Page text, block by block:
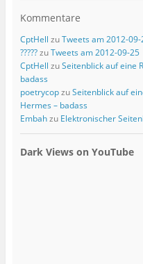
Kommentare
CptHell zuTweets am 2012-09-
?????zuTweets am 2012-09-25
CptHell zuSeitenblick auf eine
badass
poetrycopzuSeitenblick auf
Hermes – badass
Embahzu Elektronischer
Dark Views on YouTube